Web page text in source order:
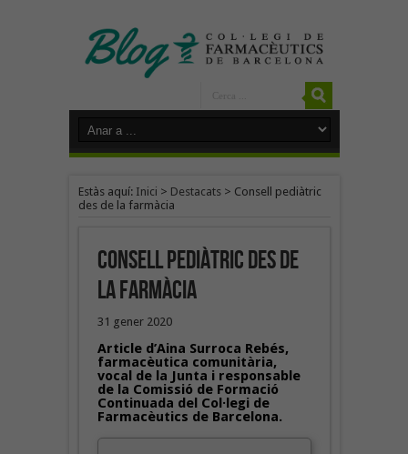
Estàs aquí: Inici > Destacats> Consell pediàtric
des de la farmàcia
Consell pediàtric des de
la farmàcia
31 gener 2020
Article d’Aina Surroca Rebés,
farmacèutica comunitària,
vocal de la Junta i responsable
de la Comissió de Formació
Continuada del Col·legi de
Farmacèutics de Barcelona.